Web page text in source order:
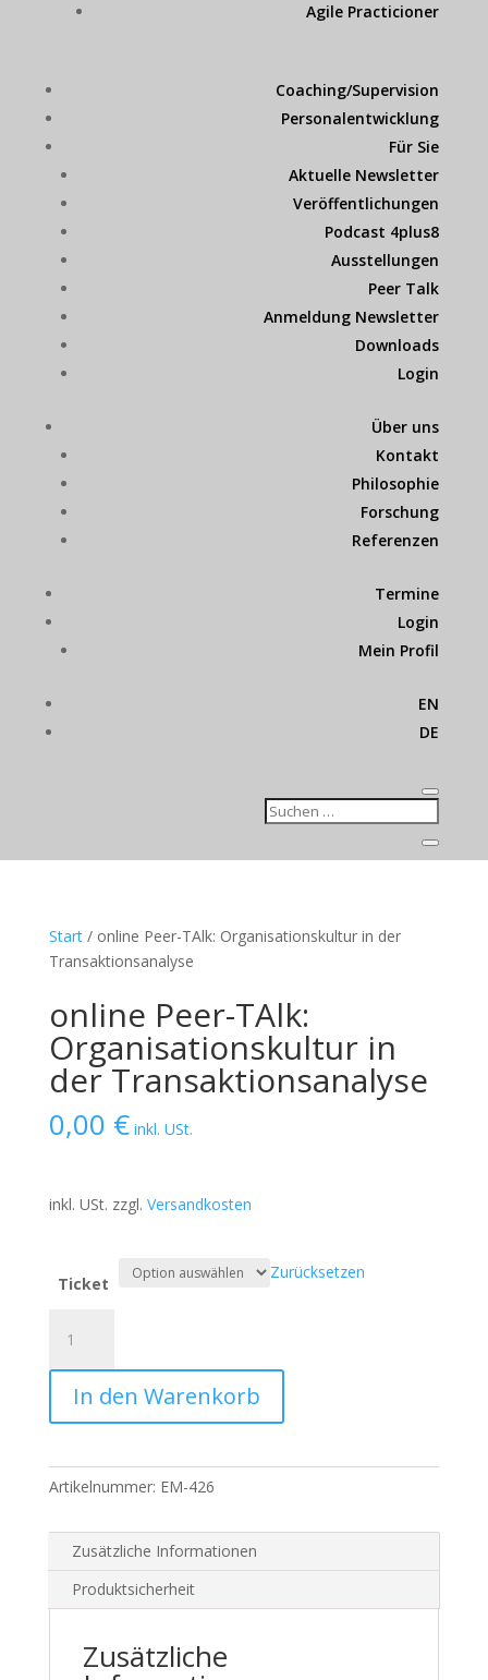
Agile Practicioner
Coaching/Supervision
Personalentwicklung
Für Sie
Aktuelle Newsletter
Veröffentlichungen
Podcast 4plus8
Ausstellungen
Peer Talk
Anmeldung Newsletter
Downloads
Login
Über uns
Kontakt
Philosophie
Forschung
Referenzen
Termine
Login
Mein Profil
EN
DE
Start/ online Peer-TAlk: Organisationskultur in der
Transaktionsanalyse
online Peer-TAlk:
Organisationskultur in
der Transaktionsanalyse
0,00 € inkl. USt.
inkl. USt. zzgl. Versandkosten
Ticket
Zurücksetzen
Peer-
TAlk:
Organisationskultur
in
Transaktionsanalyse
Menge
In den Warenkorb
Artikelnummer: EM-426
Zusätzliche Informationen
Produktsicherheit
Zusätzliche